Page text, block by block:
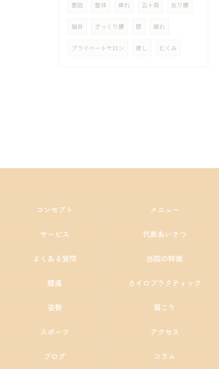
豊田 整体 痺れ 五十肩 反り腰
猫背 ぎっくり腰 膝 疲れ
プライベートサロン 癒し むくみ
コンセプト メニュー
サービス 代表あいさつ
よくある質問 当院の特徴
腰痛 カイロプラクティック
姿勢 肩こり
スポーツ アクセス
ブログ コラム